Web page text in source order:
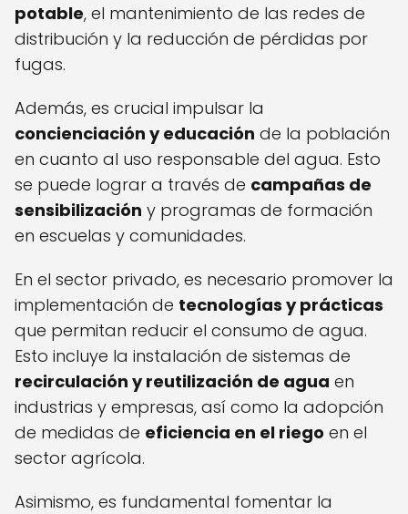
potable, el mantenimiento de las redes de
distribución y la reducción de pérdidas por
fugas.
Además, es crucial impulsar la
concienciación y educación de la población
en cuanto al uso responsable del agua. Esto
se puede lograr a través de campañas de
sensibilización y programas de formación
en escuelas y comunidades.
En el sector privado, es necesario promover la
implementación de tecnologías y prácticas
que permitan reducir el consumo de agua.
Esto incluye la instalación de sistemas de
recirculación y reutilización de agua en
industrias y empresas, así como la adopción
de medidas de eficiencia en el riego en el
sector agrícola.
Asimismo, es fundamental fomentar la